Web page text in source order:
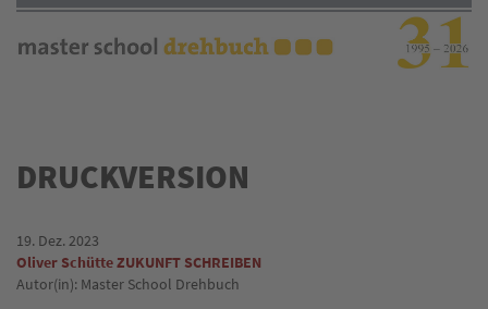
Direkt
Inhalt
DRUCKVERSION
19. Dez. 2023
Oliver Schütte ZUKUNFT SCHREIBEN
Autor(in): Master School Drehbuch